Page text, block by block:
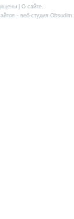
| О сайте.
- веб-студия Obsudim.